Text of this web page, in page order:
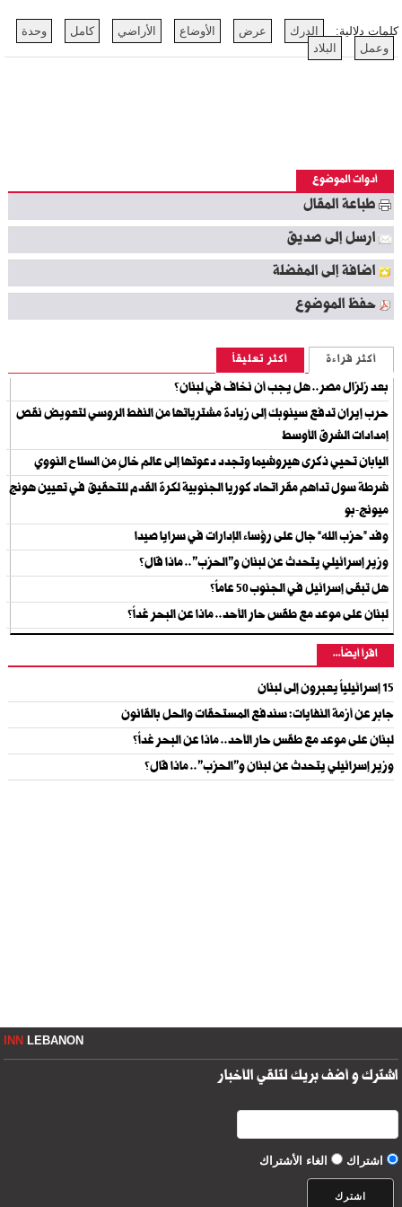
كلمات دلالية: الدرك عرض الأوضاع الأراضي كامل
وحدة
وعمل
البلاد
أدوات الموضوع
طباعة المقال
ارسل إلى صديق
اضافة إلى المفضلة
حفظ الموضوع
أكثر قراءة أكثر تعليقاً
بعد زلزال مصر.. هل يجب أن نخاف في لبنان؟
حرب إيران تدفع سينوبك إلى زيادة مشترياتها من النفط الروسي لتعويض نقص
إمدادات الشرق الأوسط
اليابان تحيي ذكرى هيروشيما وتجدد دعوتها إلى عالم خالٍ من السلاح النووي
شرطة سول تداهم مقر اتحاد كوريا الجنوبية لكرة القدم للتحقيق في تعيين هونج
ميونج-بو
وفد “حزب الله” جال على رؤساء الإدارات في سرايا صيدا
وزير إسرائيلي يتحدث عن لبنان و"الحزب".. ماذا قال؟
هل تبقى إسرائيل في الجنوب 50 عاماً؟
لبنان على موعد مع طقس حار الأحد.. ماذا عن البحر غداً؟
اقرأ أيضاً...
15 إسرائيلياً يعبرون إلى لبنان
جابر عن أزمة النفايات: سندفع المستحقات والحل بالقانون
لبنان على موعد مع طقس حار الأحد.. ماذا عن البحر غداً؟
وزير إسرائيلي يتحدث عن لبنان و"الحزب".. ماذا قال؟
INNLEBANON
اشترك و أضف بريك لتلقي الأخبار
اشتراك الغاء الأشتراك